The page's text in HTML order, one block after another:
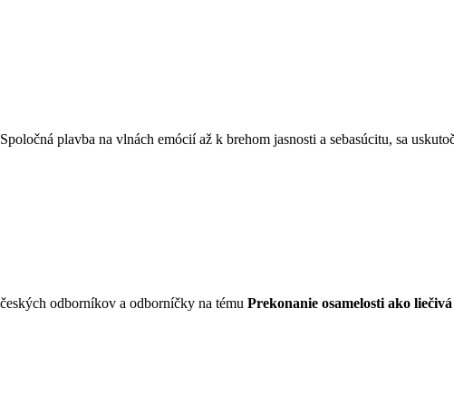
Spoločná plavba na vlnách emócií až k brehom jasnosti a sebasúcitu, sa
odborníkov a odborníčky na tému Prekonanie osamelosti ako